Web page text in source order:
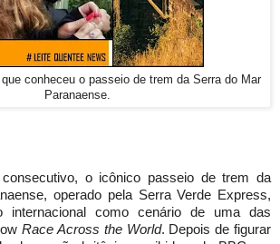
conheceu o passeio de trem da Serra do Mar
Paranaense.
o icônico passeio de trem da
operado pela Serra Verde Express,
internacional como cenário de uma das
Race Across the World. Depois de figurar